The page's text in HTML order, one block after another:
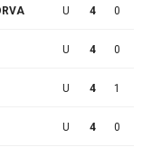
U 4 0
U 4 0
U 4 1
U 4 0